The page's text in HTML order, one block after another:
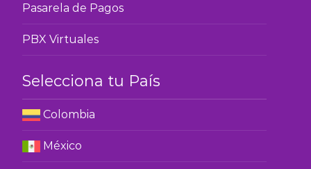
Pasarela de Pagos
PBX Virtuales
Selecciona tu País
Colombia
México